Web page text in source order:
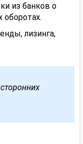
из банков о
лизинга,